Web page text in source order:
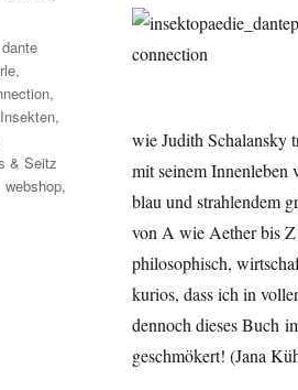
wie Judith Schalansky
mit seinem Innenleben
blau und strahlendem
von A wie Aether bis
philosophisch,
kurios, dass ich in
dennoch dieses Buch
geschmökert! (Jana
dante
,
,
Insekten,
& Seitz
webshop,